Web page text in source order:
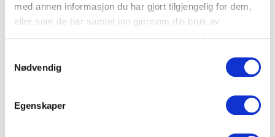
med annen informasjon du har gjort tilgjengelig for dem,
eller som de har samlet inn gjennom din bruk av
Nødvendig
Egenskaper